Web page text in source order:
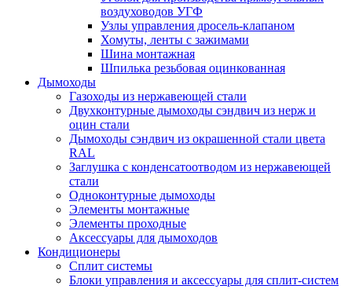
воздуховодов УГФ
Узлы управления дросель-клапаном
Хомуты, ленты с зажимами
Шина монтажная
Шпилька резьбовая оцинкованная
Дымоходы
Газоходы из нержавеющей стали
Двухконтурные дымоходы сэндвич из нерж и
оцин стали
Дымоходы сэндвич из окрашенной стали цвета
RAL
Заглушка с конденсатоотводом из нержавеющей
стали
Одноконтурные дымоходы
Элементы монтажные
Элементы проходные
Аксессуары для дымоходов
Кондиционеры
Сплит системы
Блоки управления и аксессуары для сплит-систем